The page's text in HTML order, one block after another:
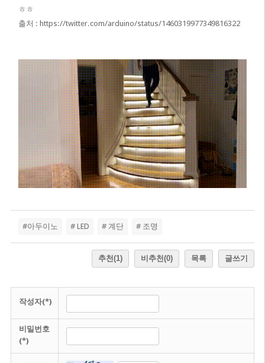
ㅎㅎ
​출처 : https://twitter.com/arduino/status/1460319977349816322
#아두이노 # LED # 계단 # 조명
추천(1) 비추천(0) 목록 글쓰기
작성자(*)
비밀번호
(*)